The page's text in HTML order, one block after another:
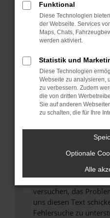
verhindern.
anderen Browser
Fenster?
Starte dein Gerät neu.
Probleme zu beheben.
Stelle sicher, dass
Betriebssystem auf
sind.
Veraltete Software
führen, dass
Wende dich an den
Wenn du alle oben
hast, kontaktiere uns
versuchen, das
uns diesen Text
Fehlersuche zu
Funktional
Diese Technologien
der Webseite. Services
Maps, Chats,
werden aktiviert.
Statistik und
Diese Technologien
Webseite zu analysieren,
zu verbessern. Zudem
die von dritten
Sie auf anderen
zu schalten, die für Ihre
Optionale
Alle